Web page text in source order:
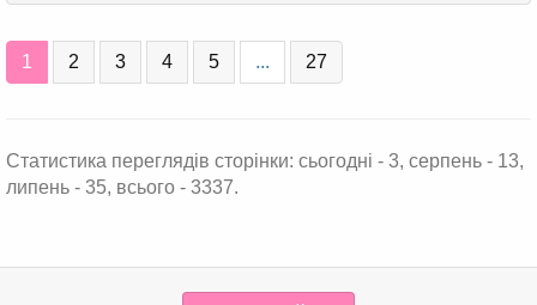
1 2 3 4 5 ... 27
Статистика переглядів сторінки: сьогодні - 3, серпень - 13,
липень - 35, всього - 3337.